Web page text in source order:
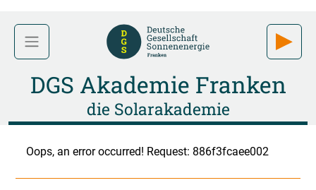
DGS Akademie Franken
die Solarakademie
Oops, an error occurred! Request: 886f3fcaee002